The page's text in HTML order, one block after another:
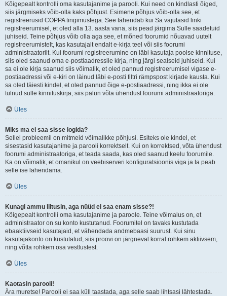
Kõigepealt kontrolli oma kasutajanime ja parooli. Kui need on kindlasti õiged,
siis järgmiseks võib-olla kaks põhjust. Esimene põhjus võib-olla see, et
registreerusid COPPA tingimustega. See tähendab kui Sa vajutasid linki
registreerumisel, et oled alla 13. aasta vana, siis pead järgima Sulle saadetuid
juhiseid. Teine põhjus võib olla aga see, et mõned foorumid nõuavad uutelt
registreerumistelt, kas kasutajalt endalt e-kirja teel või siis foorumi
administraatorilt. Kui foorumi registreerumine on läbi kasutaja poolse kinnituse,
siis oled saanud oma e-postiaadressile kirja, ning järgi sealseid juhiseid. Kui
sa ei ole kirja saanud siis võimalik, et oled pannud registreerumisel vigase e-
postiaadressi või e-kiri on läinud läbi e-posti filtri rämpspost kirjade kausta. Kui
sa oled täiesti kindel, et oled pannud õige e-postiaadressi, ning ikka ei ole
tulnud sulle kinnituskirja, siis palun võta ühendust foorumi administraatoriga.
Üles
Miks ma ei saa sisse logida?
Sellel probleemil on mitmeid võimalikke põhjusi. Esiteks ole kindel, et
sisestasid kasutajanime ja parooli korrektselt. Kui on korrektsed, võta ühendust
foorumi administraatoriga, et teada saada, kas oled saanud keelu foorumile.
Ka on võimalik, et omanikul on veebiserveri konfiguratsioonis viga ja ta peab
selle ise lahendama.
Üles
Kunagi ammu liitusin, aga nüüd ei saa enam sisse?!
Kõigepealt kontrolli oma kasutajanime ja paroole. Teine võimalus on, et
administraator on su konto kustutanud. Foorumitel on tavaks kustutada
ebaaktiivseid kasutajaid, et vähendada andmebaasi suurust. Kui sinu
kasutajakonto on kustutatud, siis proovi on järgneval korral rohkem aktiivsem,
ning võtta rohkem osa vestlustest.
Üles
Kaotasin parooli!
Ära muretse! Parooli ei saa küll taastada, aga selle saab lihtsasi lähtestada.